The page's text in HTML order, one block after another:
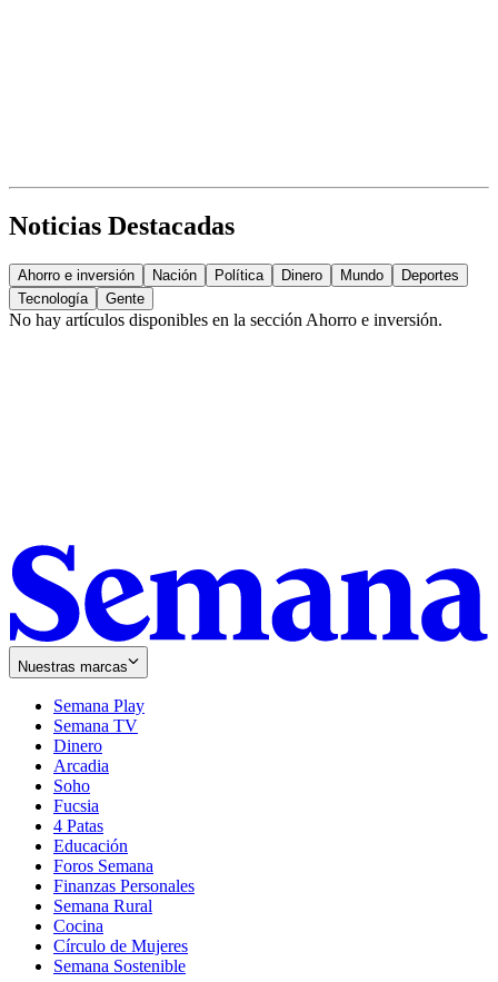
Noticias Destacadas
Ahorro e inversión Nación Política Dinero Mundo
Deportes
Tecnología
Gente
No hay artículos disponibles en la sección Ahorro e inversión.
Nuestras marcas
Semana Play
Semana TV
Dinero
Arcadia
Soho
in
new
window
Fucsia
in
new
window
4 Patas
Educación
Foros Semana
Finanzas Personales
Semana Rural
Cocina
Círculo de Mujeres
Semana Sostenible